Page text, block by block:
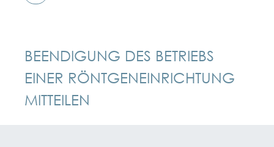
BEENDIGUNG DES BETRIEBS
EINER RÖNTGENEINRICHTUNG
MITTEILEN